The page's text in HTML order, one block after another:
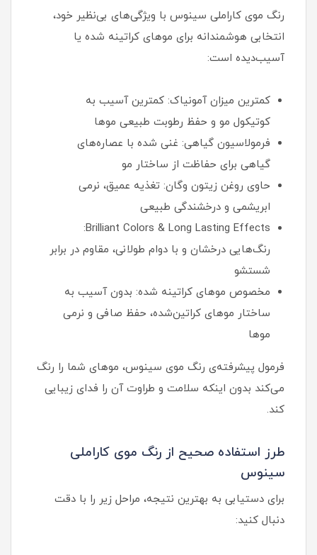
رنگ موی کاراملی سینوس با ویژگی‌های بی‌نظیر خود،
انتخابی هوشمندانه برای موهای کراتینه شده یا
آسیب‌دیده است:
کمترین میزان آمونیاک: کمترین آسیب به
کوتیکول مو و حفظ رطوبت طبیعی موها
فرمولاسیون گیاهی: غنی شده با عصاره‌های
گیاهی برای حفاظت از ساختار مو
حاوی روغن زیتون وگان: تغذیه عمیق، نرمی
ابریشمی و درخشندگی طبیعی
Brilliant Colors & Long Lasting Effects:
رنگ‌هایی درخشان و با دوام طولانی، مقاوم در برابر
شستشو
مخصوص موهای کراتینه شده: بدون آسیب به
ساختار موهای کراتین‌شده، حفظ صافی و نرمی
موها
فرمول پیشرفته‌ی رنگ موی سینوس، موهای شما را رنگ
می‌کند بدون اینکه سلامت و طراوت آن را فدای زیبایی
کند.
طرز استفاده صحیح از رنگ موی کاراملی
سینوس
برای دستیابی به بهترین نتیجه، مراحل زیر را با دقت
دنبال کنید: